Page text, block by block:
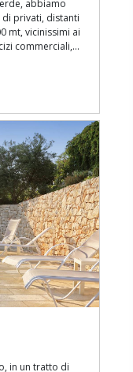
abbiamo
privati, distanti
mt, vicinissimi ai
commerciali,
(Otranto,
in un tratto di